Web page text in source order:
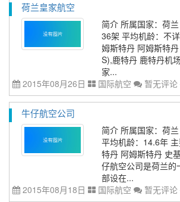
荷兰皇家航空
简介 所属国家：荷
36架 平均机龄：不
姆斯特丹 阿姆斯特
S),鹿特丹 鹿特丹机
家...
2015年08月26日
国际航空 暂无评论
牛仔航空公司
简介 所属国家：荷
平均机龄：14.6年
特丹 阿姆斯特丹 史
仔航空公司是荷兰的
部设在...
2015年08月18日
国际航空 暂无评论